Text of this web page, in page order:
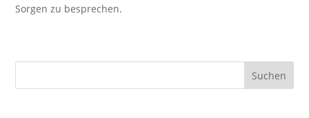
Sorgen zu besprechen.